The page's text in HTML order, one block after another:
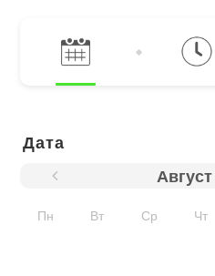
Дата
Август
Пн Вт Ср Чт